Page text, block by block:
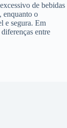
de bebidas
enquanto o
e segura. Em
entre